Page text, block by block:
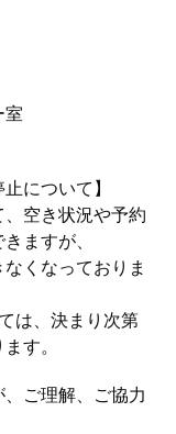
について】
空き状況や予約
ますが、
くなっておりま
は、決まり次第
す。
ご理解、ご協力